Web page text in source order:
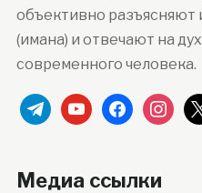
объективно
(имана) и отвечают на
современного человека.
telegramyoutubefacebook x
Медиа ссылки